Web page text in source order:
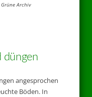
Archiv
düngen
angesprochen
Böden. In